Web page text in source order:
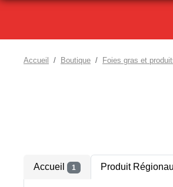
Accueil Boutique Foies gras et
Accueil 1 Produit